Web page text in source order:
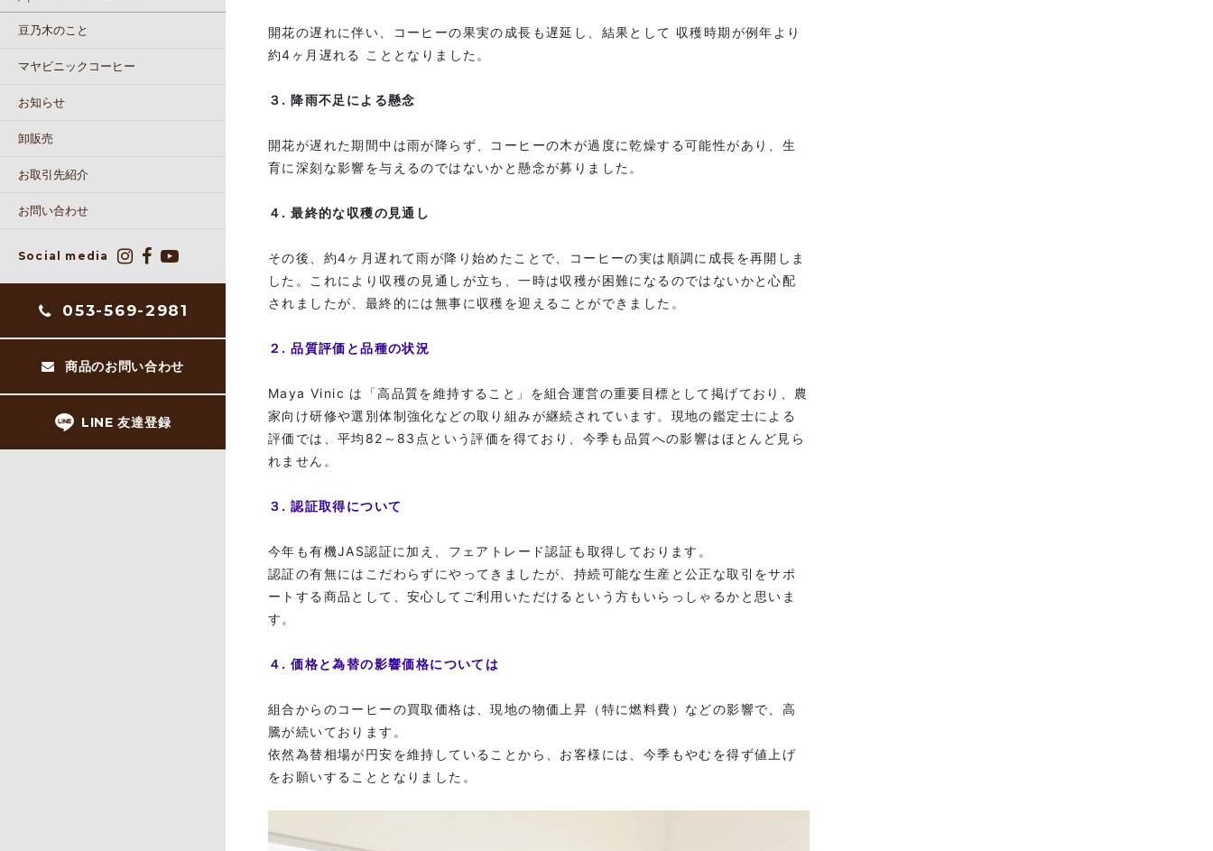
豆乃木のこと
マヤビニックコーヒー
お知らせ
卸販売
お取引先紹介
お問い合わせ
Social media
053-569-2981
商品のお問い合わせ
LINE 友達登録
開花の遅れに伴い、コーヒーの果実の成長も遅延し、結果として 収穫時期が例年より
約4ヶ月遅れる こととなりました。
３. 降雨不足による懸念
開花が遅れた期間中は雨が降らず、コーヒーの木が過度に乾燥する可能性があり、生
育に深刻な影響を与えるのではないかと懸念が募りました。
４. 最終的な収穫の見通し
その後、約4ヶ月遅れて雨が降り始めたことで、コーヒーの実は順調に成長を再開しま
した。これにより収穫の見通しが立ち、一時は収穫が困難になるのではないかと心配
されましたが、最終的には無事に収穫を迎えることができました。
２. 品質評価と品種の状況
Maya Vinic は「高品質を維持すること」を組合運営の重要目標として掲げており、農
家向け研修や選別体制強化などの取り組みが継続されています。現地の鑑定士による
評価では、平均82～83点という評価を得ており、今季も品質への影響はほとんど見ら
れません。
３. 認証取得について
今年も有機JAS認証に加え、フェアトレード認証も取得しております。
認証の有無にはこだわらずにやってきましたが、持続可能な生産と公正な取引をサポ
ートする商品として、安心してご利用いただけるという方もいらっしゃるかと思いま
す。
４. 価格と為替の影響価格については
組合からのコーヒーの買取価格は、現地の物価上昇（特に燃料費）などの影響で、高
騰が続いております。
依然為替相場が円安を維持していることから、お客様には、今季もやむを得ず値上げ
をお願いすることとなりました。